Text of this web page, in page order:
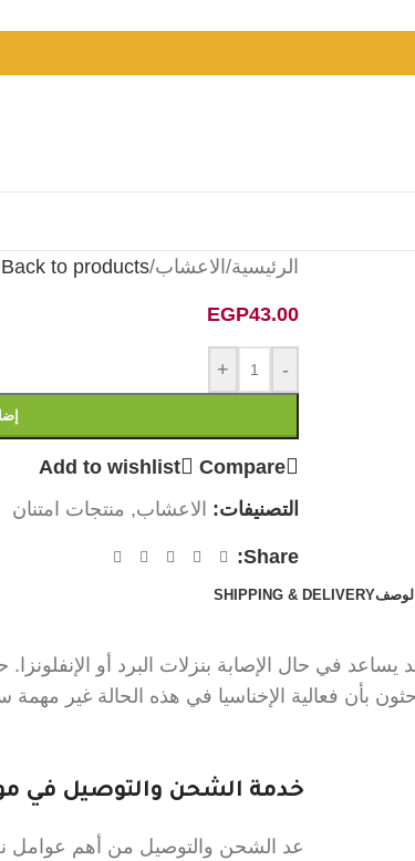
الرئيسية/الاعشاب/
Back to products
EGP43.00
-
+
Compare
Add to wishlist
التصنيفات: الاعشاب, منتجات امتنان
Share:
الوصفSHIPPING & DELIVERY
في حال الإصابة بنزلات البرد أو
بأن فعالية الإخناسيا في هذه الحالة غير مهمة
خدمة الشحن والتوصيل في
عد الشحن والتوصيل من أهم عوامل